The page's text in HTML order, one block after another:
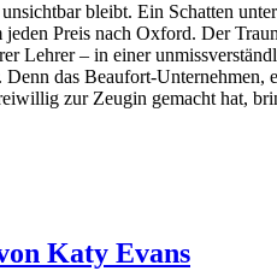
bleibt. Ein Schatten
Preis nach Oxford. Der
Lehrer – in einer
das Beaufort-
zur Zeugin gemacht hat,
Katy Evans